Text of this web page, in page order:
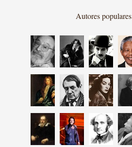
Autores populares